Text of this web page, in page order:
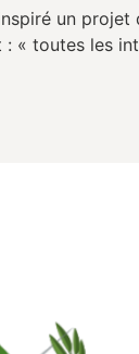
un
« toutes les